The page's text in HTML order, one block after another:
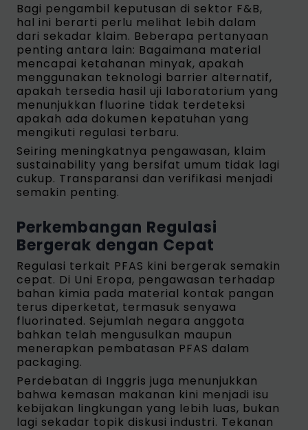
Bagi pengambil keputusan di sektor F&B,
hal ini berarti perlu melihat lebih dalam
dari sekadar klaim. Beberapa pertanyaan
penting antara lain: Bagaimana material
mencapai ketahanan minyak, apakah
menggunakan teknologi barrier alternatif,
apakah tersedia hasil uji laboratorium yang
menunjukkan fluorine tidak terdeteksi
apakah ada dokumen kepatuhan yang
mengikuti regulasi terbaru.
Seiring meningkatnya pengawasan, klaim
sustainability yang bersifat umum tidak lagi
cukup. Transparansi dan verifikasi menjadi
semakin penting.
Perkembangan Regulasi
Bergerak dengan Cepat
Regulasi terkait PFAS kini bergerak semakin
cepat. Di Uni Eropa, pengawasan terhadap
bahan kimia pada material kontak pangan
terus diperketat, termasuk senyawa
fluorinated. Sejumlah negara anggota
bahkan telah mengusulkan maupun
menerapkan pembatasan PFAS dalam
packaging.
Perdebatan di Inggris juga menunjukkan
bahwa kemasan makanan kini menjadi isu
kebijakan lingkungan yang lebih luas, bukan
lagi sekadar topik diskusi industri. Tekanan